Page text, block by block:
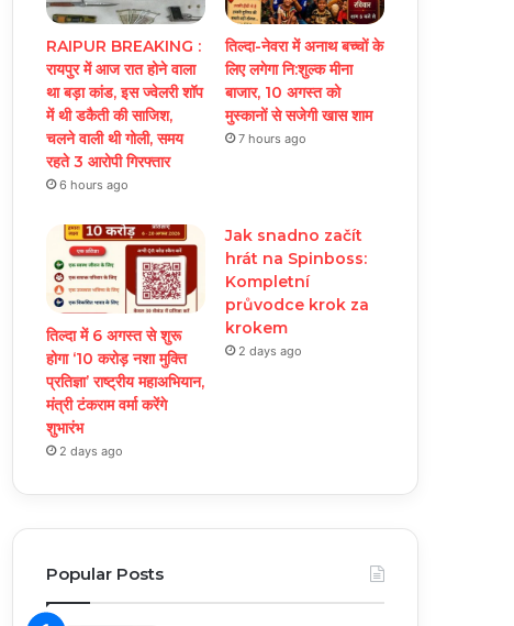
RAIPUR BREAKING :
रायपुर में आज रात होने वाला
था बड़ा कांड, इस ज्वेलरी शॉप
में थी डकैती की साजिश,
चलने वाली थी गोली, समय
रहते 3 आरोपी गिरफ्तार
6 hours ago
तिल्दा-नेवरा में अनाथ बच्चों के
लिए लगेगा नि:शुल्क मीना
बाजार, 10 अगस्त को
मुस्कानों से सजेगी खास शाम
7 hours ago
तिल्दा में 6 अगस्त से शुरू
होगा ‘10 करोड़ नशा मुक्ति
प्रतिज्ञा’ राष्ट्रीय महाअभियान,
मंत्री टंकराम वर्मा करेंगे
शुभारंभ
2 days ago
Jak snadno začít
hrát na Spinboss:
Kompletní
průvodce krok za
krokem
2 days ago
Popular Posts